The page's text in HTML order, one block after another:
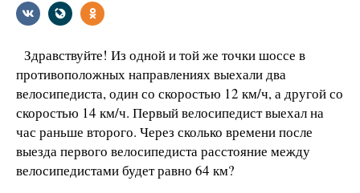
Здравствуйте! Из одной и той же точки шоссе в
противоположных направлениях выехали два
велосипедиста, один со скоростью 12 км/ч, а другой со
скоростью 14 км/ч. Первый велосипедист выехал на
час раньше второго. Через сколько времени после
выезда первого велосипедиста расстояние между
велосипедистами будет равно 64 км?